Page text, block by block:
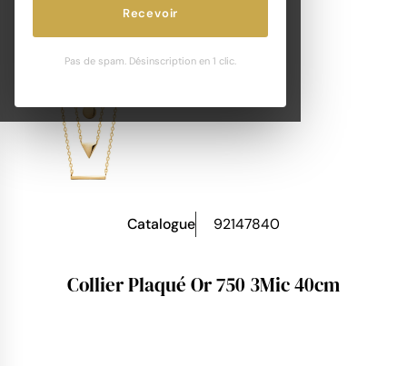
Recevoir
Pas de spam. Désinscription en 1 clic.
Catalogue 92147840
Collier Plaqué Or 750 3Mic 40cm